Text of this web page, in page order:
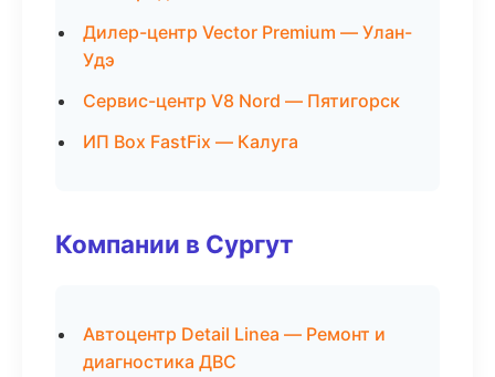
Дилер-центр Vector Premium — Улан-
Удэ
Сервис-центр V8 Nord — Пятигорск
ИП Box FastFix — Калуга
Компании в Сургут
Автоцентр Detail Linea — Ремонт и
диагностика ДВС